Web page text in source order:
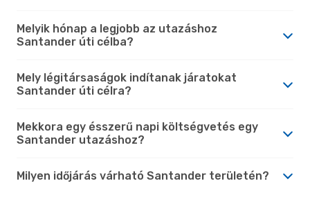
Melyik hónap a legjobb az utazáshoz
Santander úti célba?
Mely légitársaságok indítanak járatokat
Santander úti célra?
Mekkora egy ésszerű napi költségvetés egy
Santander utazáshoz?
Milyen időjárás várható Santander területén?